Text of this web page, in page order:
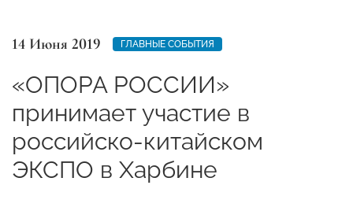
14 Июня 2019 ГЛАВНЫЕ СОБЫТИЯ
«ОПОРА РОССИИ»
принимает участие в
российско-китайском
ЭКСПО в Харбине